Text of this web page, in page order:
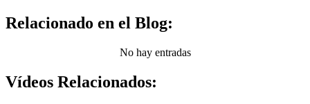
Relacionado en el Blog:
No hay entradas
Vídeos Relacionados: